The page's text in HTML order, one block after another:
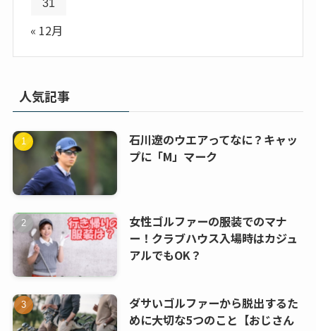
31
« 12月
人気記事
石川遼のウエアってなに？キャッ
プに「M」マーク
女性ゴルファーの服装でのマナ
ー！クラブハウス入場時はカジュ
アルでもOK？
ダサいゴルファーから脱出するた
めに大切な5つのこと【おじさん